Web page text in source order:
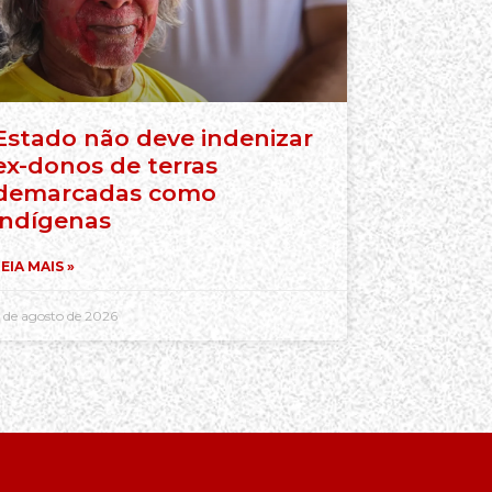
não deve indenizar
donos de terras
como
MAIS »
de agosto de 2026